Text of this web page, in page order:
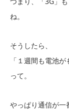
ね。
そうしたら、
「１週間も電池が
って。
やっぱり通信が一